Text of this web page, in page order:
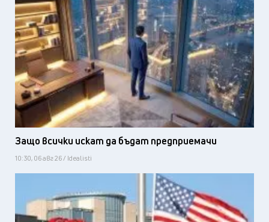
Защо всички искат да бъдат предприемачи
10:30, 06 авг 26 / Idealisti